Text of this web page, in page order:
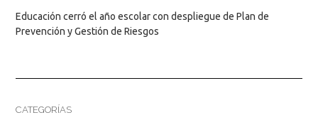
Educación cerró el año escolar con despliegue de Plan de
Prevención y Gestión de Riesgos
CATEGORÍAS